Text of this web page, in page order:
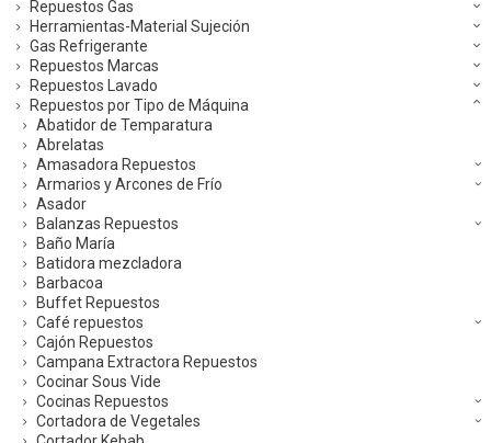
Repuestos Gas
Herramientas-Material Sujeción
Gas Refrigerante
Repuestos Marcas
Repuestos Lavado
Repuestos por Tipo de Máquina
Abatidor de Temparatura
Abrelatas
Amasadora Repuestos
Armarios y Arcones de Frío
Asador
Balanzas Repuestos
Baño María
Batidora mezcladora
Barbacoa
Buffet Repuestos
Café repuestos
Cajón Repuestos
Campana Extractora Repuestos
Cocinar Sous Vide
Cocinas Repuestos
Cortadora de Vegetales